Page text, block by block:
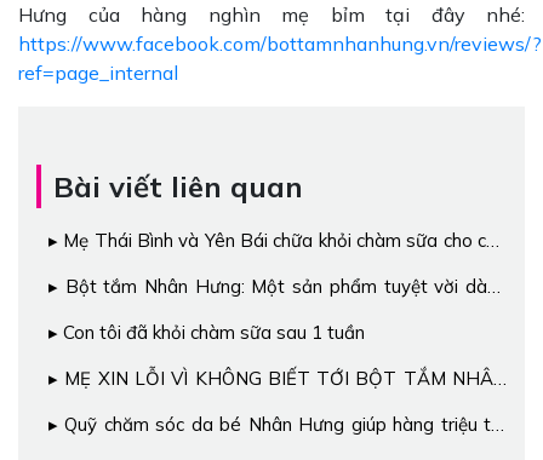
Hưng của hàng nghìn mẹ bỉm tại đây nhé:
https://www.facebook.com/bottamnhanhung.vn/reviews/?
ref=page_internal
Bài viết liên quan
Mẹ Thái Bình và Yên Bái chữa khỏi chàm sữa cho con
Bột tắm Nhân Hưng: Một sản phẩm tuyệt vời dành
Con tôi đã khỏi chàm sữa sau 1 tuần
MẸ XIN LỖI VÌ KHÔNG BIẾT TỚI BỘT TẮM NHÂN
Quỹ chăm sóc da bé Nhân Hưng giúp hàng triệu trẻ